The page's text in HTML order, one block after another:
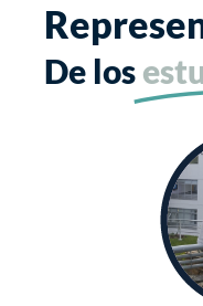
De los